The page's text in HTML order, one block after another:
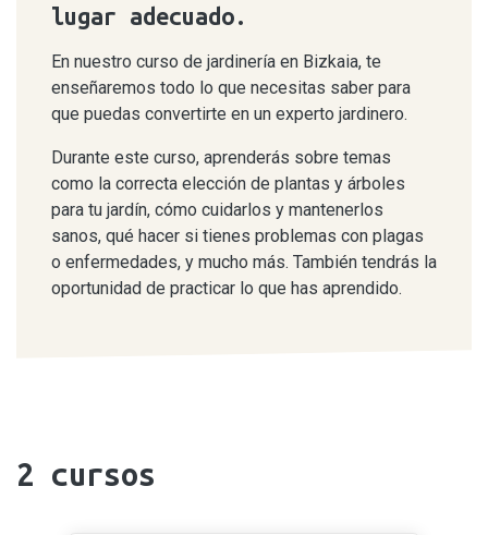
lugar adecuado.
En nuestro curso de jardinería en Bizkaia, te
enseñaremos todo lo que necesitas saber para
que puedas convertirte en un experto jardinero.
Durante este curso, aprenderás sobre temas
como la correcta elección de plantas y árboles
para tu jardín, cómo cuidarlos y mantenerlos
sanos, qué hacer si tienes problemas con plagas
o enfermedades, y mucho más. También tendrás la
oportunidad de practicar lo que has aprendido.
2 cursos